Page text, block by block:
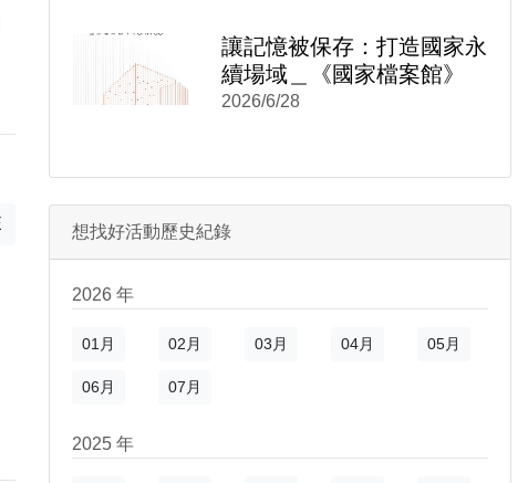
窗)
開新視窗)
讓記憶被保存：打造國家永
續場域＿《國家檔案館》
2026/6/28
想找好活動歷史紀錄
2026 年
01月 02月 03月 04月 05月
06月 07月
2025 年